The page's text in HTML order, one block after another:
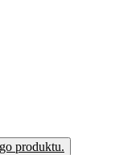
produktu.